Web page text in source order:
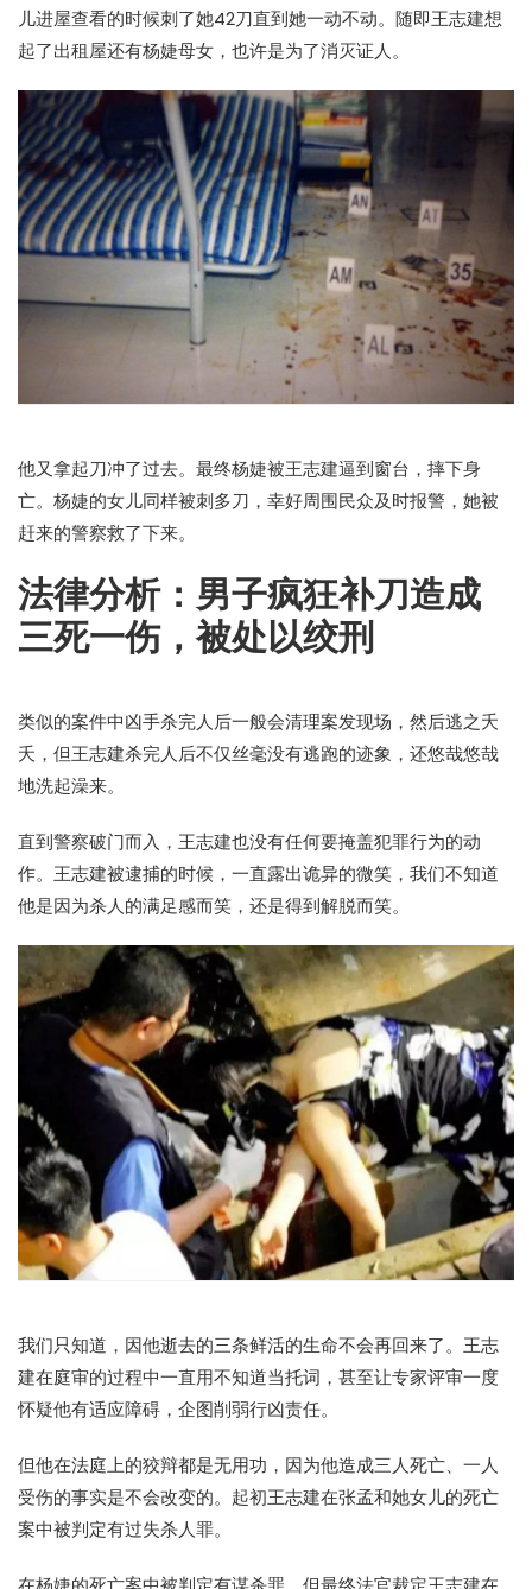
儿进屋查看的时候刺了她42刀直到她一动不动。随即王志建想
起了出租屋还有杨婕母女，也许是为了消灭证人。
他又拿起刀冲了过去。最终杨婕被王志建逼到窗台，摔下身
亡。杨婕的女儿同样被刺多刀，幸好周围民众及时报警，她被
赶来的警察救了下来。
法律分析：男子疯狂补刀造成
三死一伤，被处以绞刑
类似的案件中凶手杀完人后一般会清理案发现场，然后逃之夭
夭，但王志建杀完人后不仅丝毫没有逃跑的迹象，还悠哉悠哉
地洗起澡来。
直到警察破门而入，王志建也没有任何要掩盖犯罪行为的动
作。王志建被逮捕的时候，一直露出诡异的微笑，我们不知道
他是因为杀人的满足感而笑，还是得到解脱而笑。
我们只知道，因他逝去的三条鲜活的生命不会再回来了。王志
建在庭审的过程中一直用不知道当托词，甚至让专家评审一度
怀疑他有适应障碍，企图削弱行凶责任。
但他在法庭上的狡辩都是无用功，因为他造成三人死亡、一人
受伤的事实是不会改变的。起初王志建在张孟和她女儿的死亡
案中被判定有过失杀人罪。